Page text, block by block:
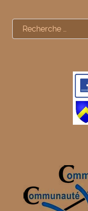
Rechercher